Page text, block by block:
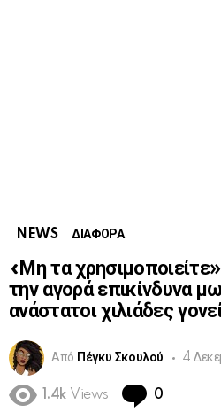
NEWS ΔΙΑΦΟΡΑ
«Μη τα
την αγορά επικίνδυνα
ανάστατοι χιλιάδες
Από Πέγκυ Σκουλού 4
1.4k Views 0